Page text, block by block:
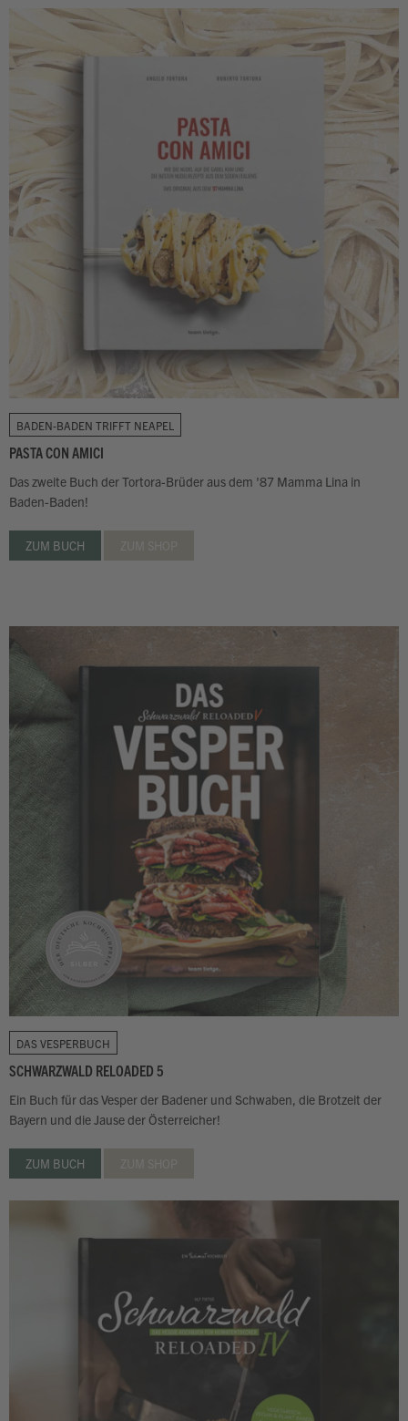
BADEN-BADEN TRIFFT NEAPEL
PASTA CON AMICI
Das zweite Buch der Tortora-Brüder aus dem '87 Mamma Lina in
Baden-Baden!
ZUM BUCH
DAS VESPERBUCH
SCHWARZWALD RELOADED 5
Ein Buch für das Vesper der Badener und Schwaben, die Brotzeit der
Bayern und die Jause der Österreicher!
ZUM BUCH